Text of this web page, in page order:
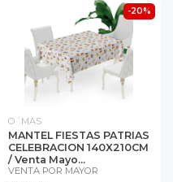
-20%
O´MAS
MANTEL FIESTAS PATRIAS
CELEBRACION 140X210CM
/ Venta Mayo...
VENTA POR MAYOR